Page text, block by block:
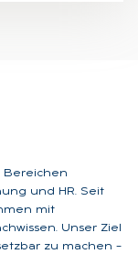
Bereichen
und HR. Seit
mit
Unser Ziel
zu machen –